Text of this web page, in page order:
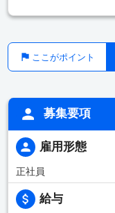
ここがポイント
募集要項
雇用形態
正社員
給与